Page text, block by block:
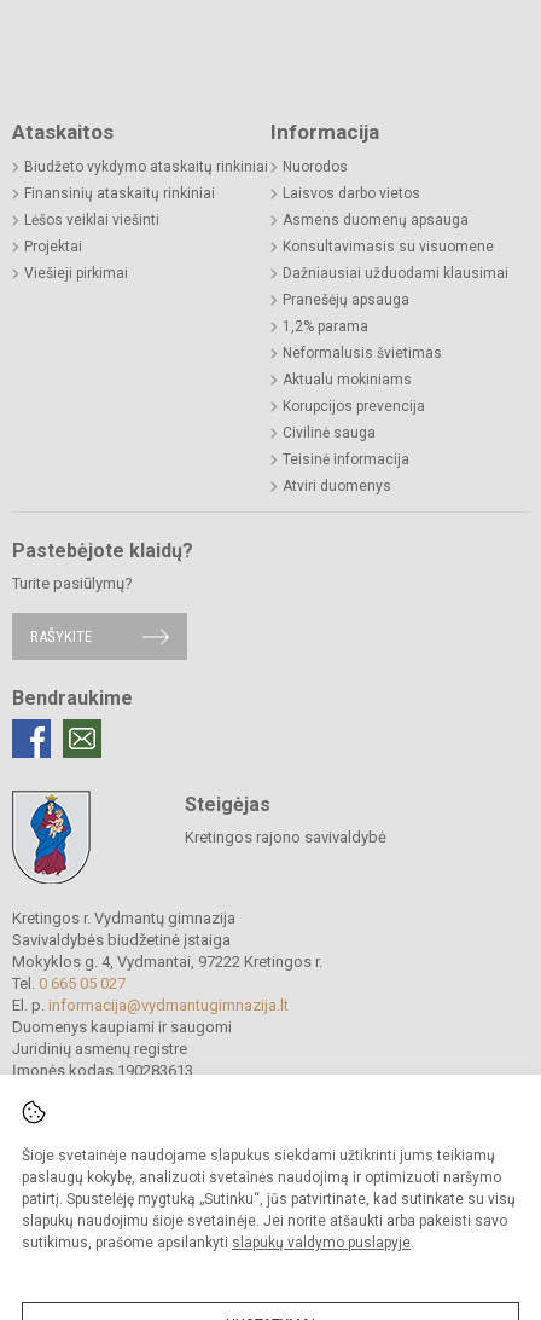
Šioje svetainėje naudojame slapukus siekdami užtikrinti jums teikiamų
paslaugų kokybę, analizuoti svetainės naudojimą ir optimizuoti naršymo
patirtį. Spustelėję mygtuką „Sutinku“, jūs patvirtinate, kad sutinkate su visų
slapukų naudojimu šioje svetainėje. Jei norite atšaukti arba pakeisti savo
sutikimus, prašome apsilankyti slapukų valdymo puslapyje.
Ataskaitos
Biudžeto vykdymo ataskaitų rinkiniai
Finansinių ataskaitų rinkiniai
Lėšos veiklai viešinti
Projektai
Viešieji pirkimai
Informacija
Nuorodos
Laisvos darbo vietos
Asmens duomenų apsauga
Konsultavimasis su visuomene
Dažniausiai užduodami klausimai
Pranešėjų apsauga
1,2% parama
Neformalusis švietimas
Aktualu mokiniams
Korupcijos prevencija
Civilinė sauga
Teisinė informacija
Atviri duomenys
Pastebėjote klaidų?
Turite pasiūlymų?
RAŠYKITE
Bendraukime
Steigėjas
Kretingos rajono savivaldybė
Kretingos r. Vydmantų gimnazija
Savivaldybės biudžetinė įstaiga
Mokyklos g. 4, Vydmantai, 97222 Kretingos r.
Tel. 0 665 05 027
El. p. informacija@vydmantugimnazija.lt
Duomenys kaupiami ir saugomi
Juridinių asmenų registre
Įmonės kodas 190283613
© 2021. Kretingos r. Vydmantų gimnazija. Visos teisės saugomos.
Kopijuoti turinį be raštiško gimnazijos sutikimo griežtai draudžiama.
Versija neįgaliesiems Slapukų valdymas
Sumanus būdas atnaujinti